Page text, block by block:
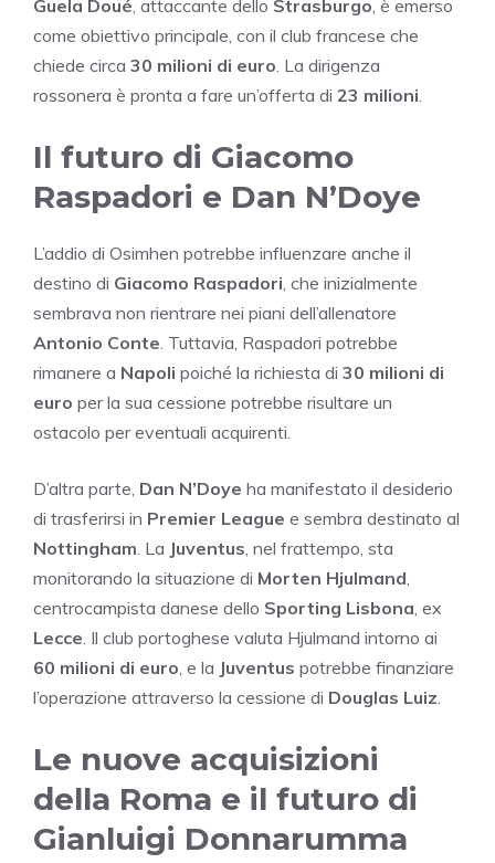
Guela Doué , attaccante dello Strasburgo , è emerso
come obiettivo principale, con il club francese che
chiede circa 30 milioni di euro . La dirigenza
rossonera è pronta a fare un’offerta di 23 milioni
Il futuro di Giacomo
Raspadori e Dan N’Doye
L’addio di Osimhen potrebbe influenzare anche il
destino di Giacomo Raspadori , che inizialmente
sembrava non rientrare nei piani dell’allenatore
Antonio Conte . Tuttavia, Raspadori potrebbe
rimanere a Napoli poiché la richiesta di 30 milioni di
euro per la sua cessione potrebbe risultare un
ostacolo per eventuali acquirenti.
D’altra parte, Dan N’Doye ha manifestato il desiderio
di trasferirsi in Premier League e sembra destinato al
Nottingham . La Juventus , nel frattempo, sta
monitorando la situazione di Morten Hjulmand
centrocampista danese dello Sporting Lisbona , ex
Lecce . Il club portoghese valuta Hjulmand intorno ai
60 milioni di euro , e la Juventus potrebbe finanziare
l’operazione attraverso la cessione di Douglas Luiz
Le nuove acquisizioni
della Roma e il futuro di
Gianluigi Donnarumma